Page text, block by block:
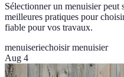
Sélectionner un menuisier
meilleures pratiques pour
fiable pour vos travaux.
menuiseriechoisir menuisier
Aug 4